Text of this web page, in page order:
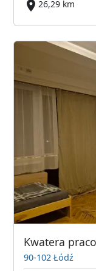
26,29 km
Kwatera
90-102 Łódź